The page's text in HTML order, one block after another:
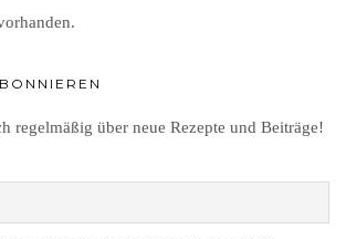
regelmäßig über neue Rezepte und Beiträge!